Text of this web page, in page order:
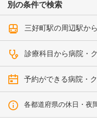
別の条件で検索
三好町駅の周辺駅か
診療科目から病院・
予約ができる病院・
各都道府県の休日・夜